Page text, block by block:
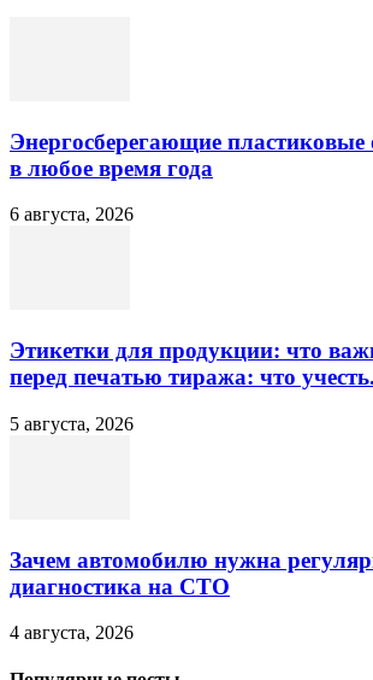
Энергосберегающие
в любое время года
6 августа, 2026
Этикетки для продукции: что
перед печатью тиража: что
5 августа, 2026
Зачем автомобилю нужна
диагностика на СТО
4 августа, 2026